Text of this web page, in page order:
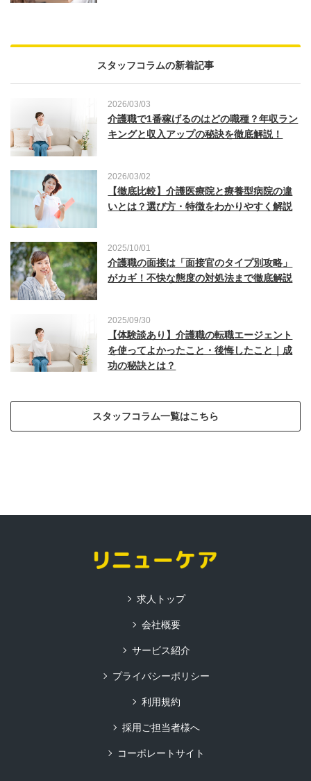
スタッフコラムの新着記事
2026/03/03
介護職で1番稼げるのはどの職種？年収ラン
キングと収入アップの秘訣を徹底解説！
2026/03/02
【徹底比較】介護医療院と療養型病院の違
いとは？選び方・特徴をわかりやすく解説
2025/10/01
介護職の面接は「面接官のタイプ別攻略」
がカギ！不快な態度の対処法まで徹底解説
2025/09/30
【体験談あり】介護職の転職エージェント
を使ってよかったこと・後悔したこと｜成
功の秘訣とは？
スタッフコラム一覧はこちら
求人トップ
会社概要
サービス紹介
プライバシーポリシー
利用規約
採用ご担当者様へ
コーポレートサイト